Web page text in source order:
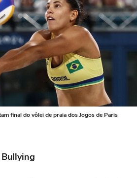
final do vôlei de praia dos Jogos de Paris